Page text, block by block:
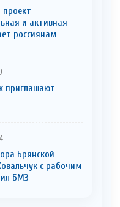
и активная
россиянам
приглaшают
Брянской
с рабочим
БМЗ